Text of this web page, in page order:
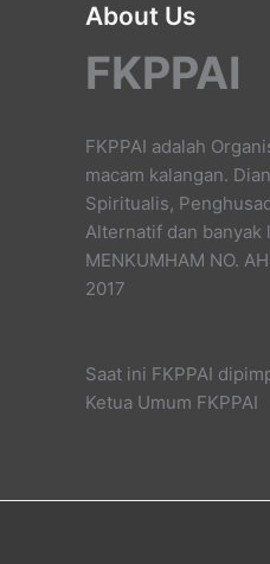
About Us
FKPPAI
FKPPAI adalah
macam kalangan.
Spiritualis,
Alternatif dan banyak
MENKUMHAM NO.
2017
Saat ini FKPPAI
Ketua Umum FKPPAI